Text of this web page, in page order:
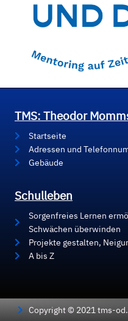
TMS: Theodor
Startseite
Adressen und
Gebäude
Schulleben
Sorgenfreies Lernen
Schwächen überwinden
Projekte gestalten,
A bis Z
Copyright © 2021 tms-